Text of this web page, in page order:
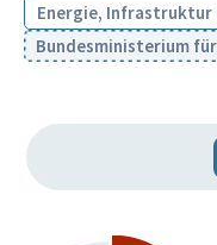
Energie,
Bundesministerium